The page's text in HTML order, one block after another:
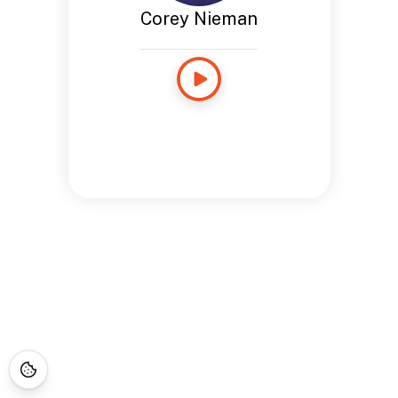
Corey Nieman